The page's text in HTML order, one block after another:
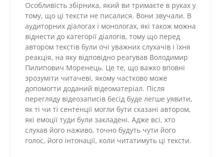
Особливість збірника, який ви тримаєте в руках у
тому, що ці тексти не писалися. Вони звучали. В
аудиторних діалогах і монологах, які також можна
віднести до категорії діалогів, тому що перед
автором текстів були очі уважних слухачів і їхня
реакція, на яку відповідно реагував Володимир
Пилипович Моренець. Це те, що важко вповні
зрозуміти читачеві, якому частково може
допомогти доданий відеоматеріал. Після
перегляду відеозаписів бесід буде легше уявити,
як ті чи ті сентенції могли бути сказані автором,
які емоції туди були закладені. Адже всі, хто
слухав його наживо, точно будуть чути його
голос, його інтонації, коли читатимуть ці тексти.